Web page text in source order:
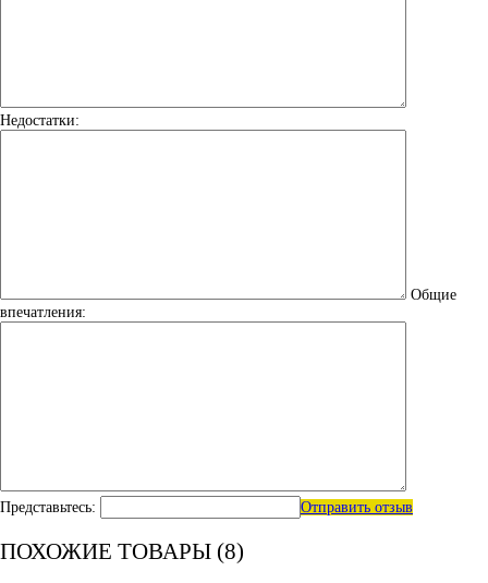
Недостатки:
Общие
впечатления:
Представьтесь: Отправить отзыв
ПОХОЖИЕ ТОВАРЫ (8)